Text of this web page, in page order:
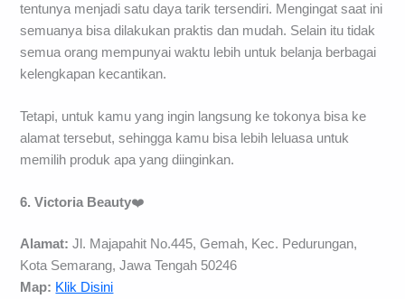
tentunya menjadi satu daya tarik tersendiri. Mengingat saat ini
semuanya bisa dilakukan praktis dan mudah. Selain itu tidak
semua orang mempunyai waktu lebih untuk belanja berbagai
kelengkapan kecantikan.
Tetapi, untuk kamu yang ingin langsung ke tokonya bisa ke
alamat tersebut, sehingga kamu bisa lebih leluasa untuk
memilih produk apa yang diinginkan.
6. Victoria Beauty❤️
Alamat: Jl. Majapahit No.445, Gemah, Kec. Pedurungan,
Kota Semarang, Jawa Tengah 50246
Map: Klik Disini